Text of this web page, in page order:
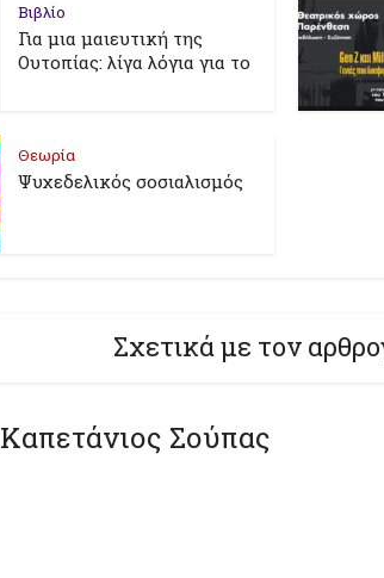
Βιβλίο
Για μια μαιευτική της
Ουτοπίας: λίγα λόγια για το
Θεωρία
Ψυχεδελικός σοσιαλισμός
Σχετικά με τον
Καπετάνιος Σούπας